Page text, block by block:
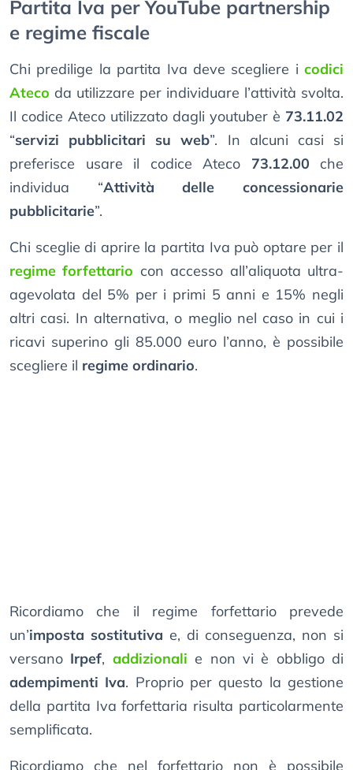
Partita Iva per YouTube partnership
e regime fiscale
Chi predilige la partita Iva deve scegliere i codici
Ateco da utilizzare per individuare l’attività svolta.
Il codice Ateco utilizzato dagli youtuber è 73.11.02
“servizi pubblicitari su web”. In alcuni casi si
preferisce usare il codice Ateco 73.12.00 che
individua “Attività delle concessionarie
pubblicitarie”.
Chi sceglie di aprire la partita Iva può optare per il
regime forfettario con accesso all’aliquota ultra-
agevolata del 5% per i primi 5 anni e 15% negli
altri casi. In alternativa, o meglio nel caso in cui i
ricavi superino gli 85.000 euro l’anno, è possibile
scegliere il regime ordinario.
Ricordiamo che il regime forfettario prevede
un’imposta sostitutiva e, di conseguenza, non si
versano Irpef, addizionali e non vi è obbligo di
adempimenti Iva. Proprio per questo la gestione
della partita Iva forfettaria risulta particolarmente
semplificata.
Ricordiamo che nel forfettario non è possibile